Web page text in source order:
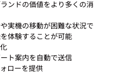
ンドの価値をより多くの消
実機の移動が困難な状況で
体験することが可能
ト案内を自動で送信
ローを提供